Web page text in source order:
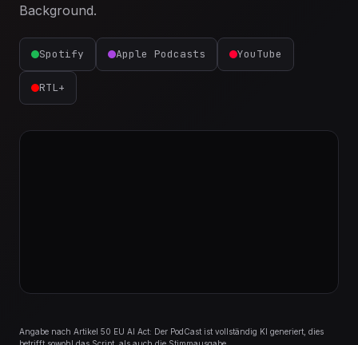
einfach starten wollen. Mit oder ohne Tech-
Spotify Apple Podcasts YouTube
RTL+